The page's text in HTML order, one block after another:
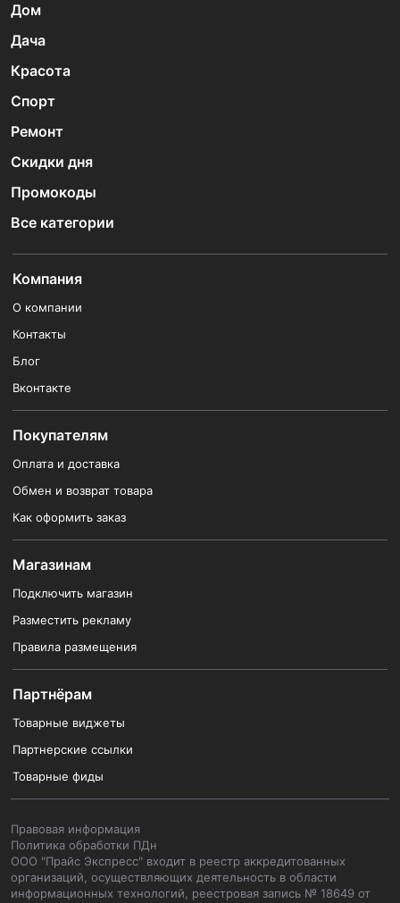
Дом
Дача
Красота
Спорт
Ремонт
Скидки дня
Промокоды
Все категории
Компания
О компании
Контакты
Блог
Вконтакте
Покупателям
Оплата и доставка
Обмен и возврат товара
Как оформить заказ
Магазинам
Подключить магазин
Разместить рекламу
Правила размещения
Партнёрам
Товарные виджеты
Партнерские ссылки
Товарные фиды
Правовая информация
Политика обработки ПДн
ООО "Прайс Экспресс" входит в реестр аккредитованных
организаций, осуществляющих деятельность в области
информационных технологий, реестровая запись № 18649 от